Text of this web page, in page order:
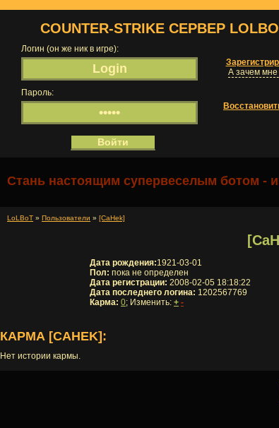
COUNTER-STRIKE СЕРВЕР
Логин (он же ник в игре):
А зачем мне
Пароль:
Стань настоящим супервеселым ботом -
LoLBoT » Пользователи » [CaHek]
Дата рождения:1921-03-01
Пол: пока не определен
Дата регистрации: 2008-02-05 18:18:22
Дата последнего логина: 1202567769
Карма: 0; Изменить: + -
КАРМА [CAHEK]:
Нет истории кармы.